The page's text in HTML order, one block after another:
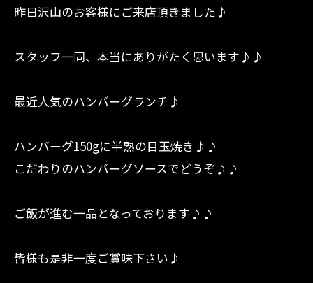
昨日沢山のお客様にご来店頂きました♪
スタッフ一同、本当にありがたく思います♪♪
最近人気のハンバーグランチ♪
ハンバーグ150gに半熟の目玉焼き♪♪
こだわりのハンバーグソースでどうぞ♪♪
ご飯が進む一品となっております♪♪
皆様も是非一度ご賞味下さい♪